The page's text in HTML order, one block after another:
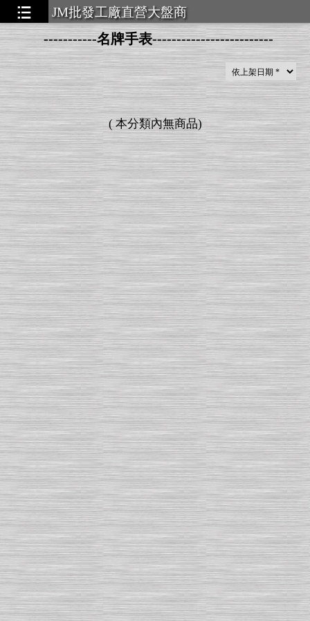
JM批發工廠直營大盤商
▃▃▃▃▃
-----------名牌手表-------------------------
(本分類內無商品)